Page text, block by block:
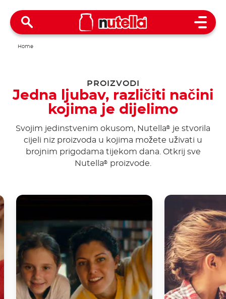
Open
Home
PROIZVODI
Jedna ljubav, različiti načini
kojima je dijelimo
Svojim jedinstvenim okusom, Nutella® je stvorila
cijeli niz proizvoda u kojima možete uživati u
brojnim prigodama tijekom dana. Otkrij sve
Nutella® proizvode.